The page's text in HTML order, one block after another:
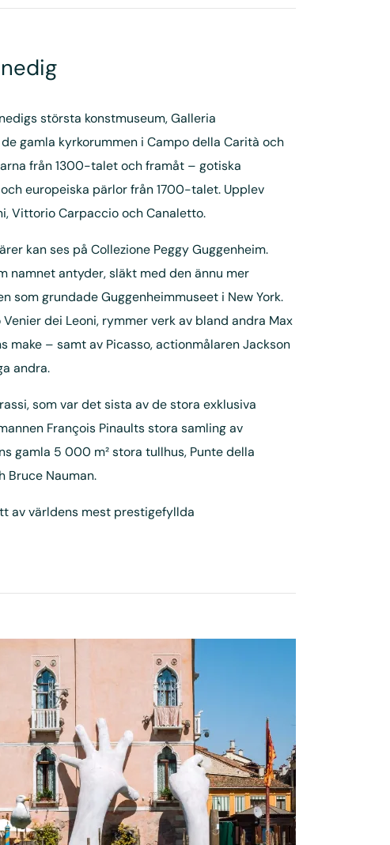
största konstmuseum, Galleria
gamla kyrkorummen i Campo della Carità och
från 1300-talet och framåt – gotiska
europeiska pärlor från 1700-talet. Upplev
Vittorio Carpaccio och Canaletto.
kan ses på Collezione Peggy Guggenheim.
namnet antyder, släkt med den ännu mer
som grundade Guggenheimmuseet i New York.
Venier dei Leoni, rymmer verk av bland andra Max
make – samt av Picasso, actionmålaren Jackson
andra.
som var det sista av de stora exklusiva
François Pinaults stora samling av
gamla 5 000 m² stora tullhus, Punte della
Bruce Nauman.
av världens mest prestigefyllda